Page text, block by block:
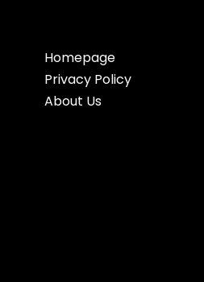
Homepage
Privacy Policy
About Us